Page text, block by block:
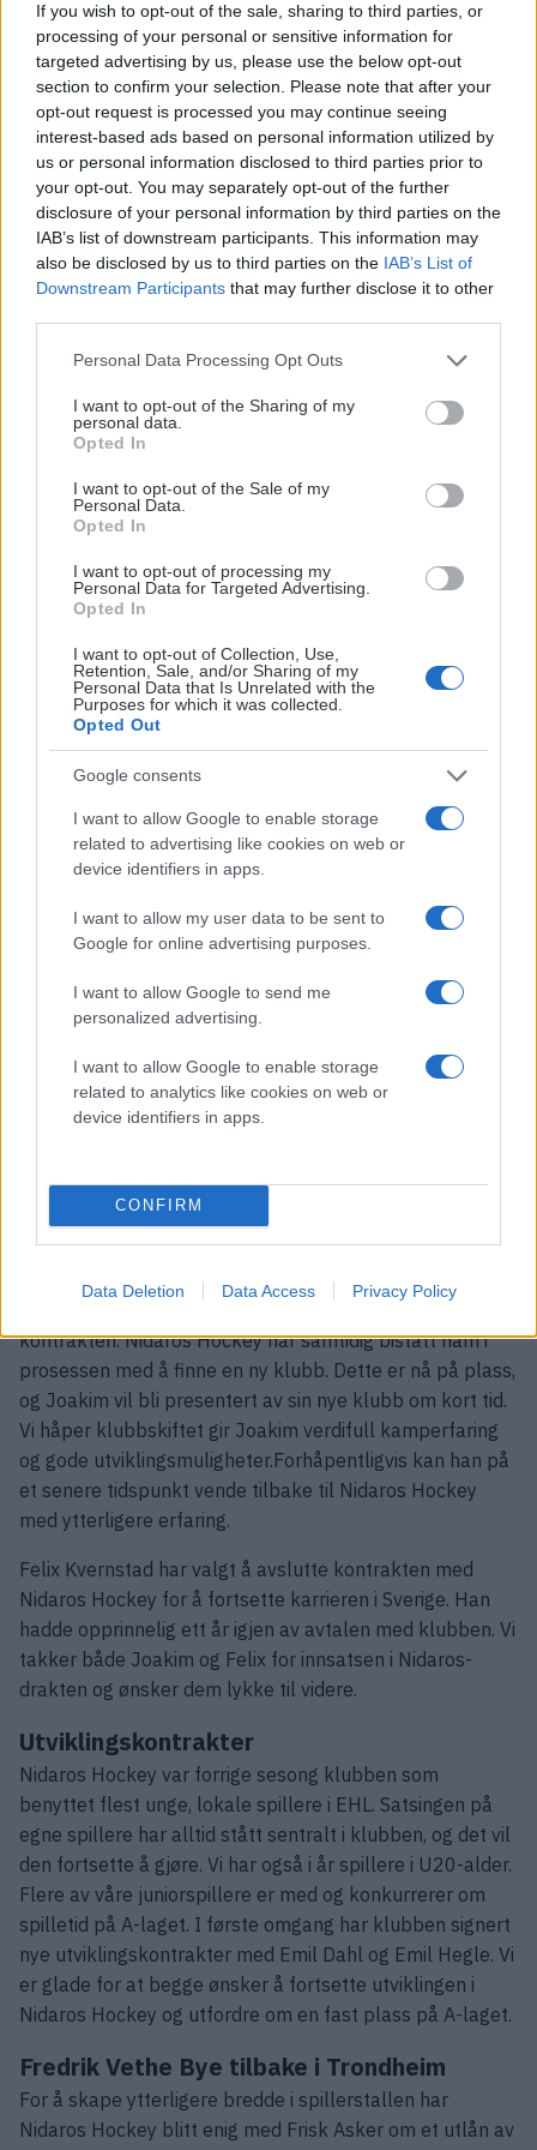
If you wish to opt-out of the sale, sharing to third parties, or
processing of your personal or sensitive information for
targeted advertising by us, please use the below opt-out
section to confirm your selection. Please note that after your
opt-out request is processed you may continue seeing
interest-based ads based on personal information utilized by
us or personal information disclosed to third parties prior to
your opt-out. You may separately opt-out of the further
disclosure of your personal information by third parties on the
IAB’s list of downstream participants. This information may
also be disclosed by us to third parties on the IAB’s List of
Downstream Participants that may further disclose it to other
Please note that this website/app uses one or more Google
not limited to your visit or usage behaviour. You may click to
grant or deny consent to Google and its third-party tags to
use your data for below specified purposes in below Google
consent section.
Personal Data Processing Opt Outs
I want to opt-out of the Sharing of my
personal data.
Opted In
I want to opt-out of the Sale of my
Personal Data.
Opted In
I want to opt-out of processing my
Personal Data for Targeted Advertising.
Opted In
I want to opt-out of Collection, Use,
Retention, Sale, and/or Sharing of my
Personal Data that Is Unrelated with the
Purposes for which it was collected.
Opted Out
Google consents
I want to allow Google to enable storage
related to advertising like cookies on web or
device identifiers in apps.
I want to allow my user data to be sent to
Google for online advertising purposes.
I want to allow Google to send me
personalized advertising.
I want to allow Google to enable storage
related to analytics like cookies on web or
device identifiers in apps.
CONFIRM
Data Deletion Data Access Privacy Policy
sesongen.
Etter kampen blir det mulighet til å møte hele laget, slå
av en prat med spillerne og få bilder eller autografer.
Dette er en fin anledning for både store og små til å
komme tett på laget før sesongen for alvor braker løs.
Som en ekstra bonus deler vi ut gratis popcorn til alle
som møter opp!
Ta med deg familie, venner og andre hockeyentusiaster
til hallen. Vi gleder oss til å samle hockeyfamilien igjen
og starte sesongen sammen med dere!
SISTE ENDRINGER PÅ PLASS – TROPPEN FOR 2026/27 ER
KOMPLETT!
Publisert:2026-07-29
Etter en aktiv sommer, både sportslig og ellers
rundt klubben, er spillerstallen nå komplett
Avganger
Nidaros Hockey har over lengre tid vært i dialog med
utgangspunktet har kontrakt med klubben også
kommende sesong, er begge parter enige om at han
trenger regelmessig spilletid for å fortsette utviklingen.
Da det åpnet seg en ny mulighet for Joakim, ble klubben
kontrakten. Nidaros Hockey har samtidig bistått ham i
prosessen med å finne en ny klubb. Dette er nå på plass,
og Joakim vil bli presentert av sin nye klubb om kort tid.
Vi håper klubbskiftet gir Joakim verdifull kamperfaring
og gode utviklingsmuligheter.Forhåpentligvis kan han på
et senere tidspunkt vende tilbake til Nidaros Hockey
med ytterligere erfaring.
Felix Kvernstad har valgt å avslutte kontrakten med
Nidaros Hockey for å fortsette karrieren i Sverige. Han
hadde opprinnelig ett år igjen av avtalen med klubben. Vi
takker både Joakim og Felix for innsatsen i Nidaros-
drakten og ønsker dem lykke til videre.
Utviklingskontrakter
Nidaros Hockey var forrige sesong klubben som
benyttet flest unge, lokale spillere i EHL. Satsingen på
egne spillere har alltid stått sentralt i klubben, og det vil
den fortsette å gjøre. Vi har også i år spillere i U20-alder.
Flere av våre juniorspillere er med og konkurrerer om
spilletid på A-laget. I første omgang har klubben signert
nye utviklingskontrakter med Emil Dahl og Emil Hegle. Vi
er glade for at begge ønsker å fortsette utviklingen i
Nidaros Hockey og utfordre om en fast plass på A-laget.
Fredrik Vethe Bye tilbake i Trondheim
For å skape ytterligere bredde i spillerstallen har
Nidaros Hockey blitt enig med Frisk Asker om et utlån av